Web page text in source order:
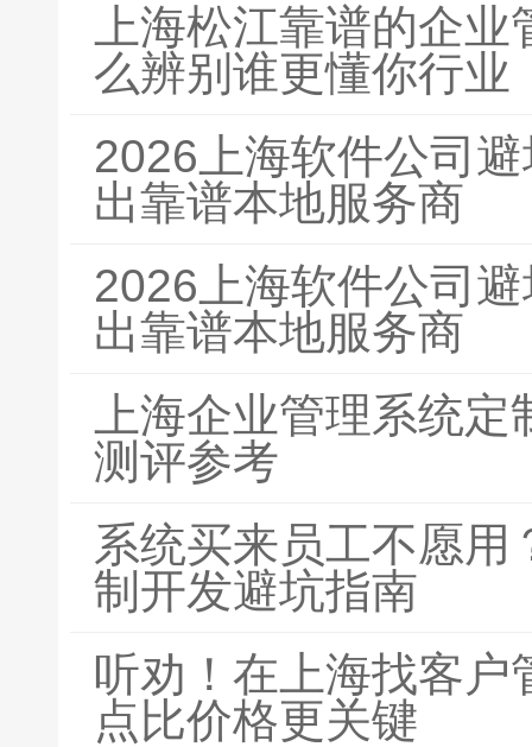
上海松江靠谱的企
么辨别谁更懂你行业
2026上海软件公司
出靠谱本地服务商
2026上海软件公司
出靠谱本地服务商
上海企业管理系统
测评参考
系统买来员工不愿
制开发避坑指南
听劝！在上海找客户
点比价格更关键